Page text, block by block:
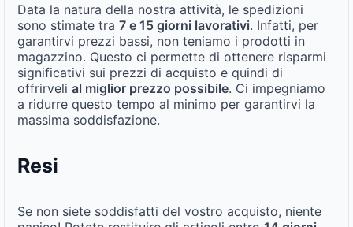
Data la natura della nostra attività, le spedizioni
sono stimate tra 7 e 15 giorni lavorativi. Infatti, per
garantirvi prezzi bassi, non teniamo i prodotti in
magazzino. Questo ci permette di ottenere risparmi
significativi sui prezzi di acquisto e quindi di
offrirveli al miglior prezzo possibile. Ci impegniamo
a ridurre questo tempo al minimo per garantirvi la
massima soddisfazione.
Resi
Se non siete soddisfatti del vostro acquisto, niente